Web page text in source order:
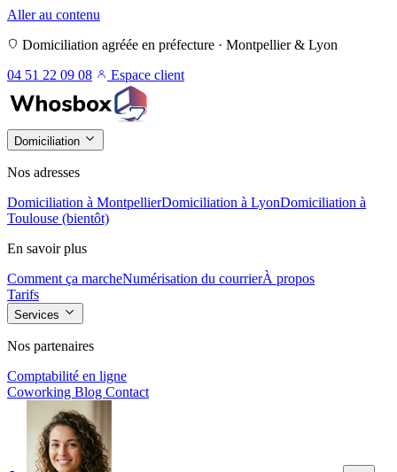
Aller au contenu
Domiciliation agréée en préfecture · Montpellier & Lyon
04 51 22 09 08
Espace client
Domiciliation
Nos adresses
Domiciliation à MontpellierDomiciliation à LyonDomiciliation à
Toulouse (bientôt)
En savoir plus
Comment ça marcheNumérisation du courrierÀ propos
Tarifs
Services
Nos partenaires
Comptabilité en ligne
Coworking Blog Contact